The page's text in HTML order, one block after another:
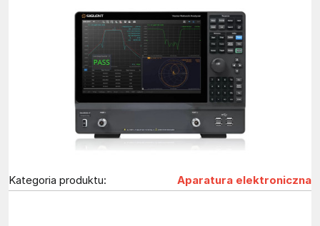
Kategoria produktu: Aparatura elektroniczna